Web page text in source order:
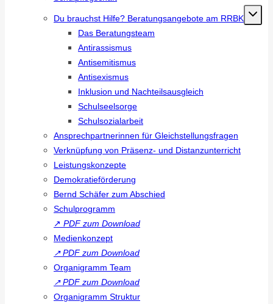
Du brauchst Hilfe? Beratungsangebote am RRBK
Das Beratungsteam
Antirassismus
Antisemitismus
Antisexismus
Inklusion und Nachteilsausgleich
Schulseelsorge
Schulsozialarbeit
Ansprechpartnerinnen für Gleichstellungsfragen
Verknüpfung von Präsenz- und Distanzunterricht
Leistungskonzepte
Demokratieförderung
Bernd Schäfer zum Abschied
Schulprogramm
↗ PDF zum Download
Medienkonzept
↗ PDF zum Download
Organigramm Team
↗ PDF zum Download
Organigramm Struktur